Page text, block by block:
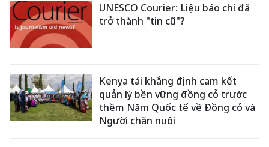
UNESCO Courier: Liệu báo chí đã
trở thành "tin cũ"?
Kenya tái khẳng định cam kết
quản lý bền vững đồng cỏ trước
thềm Năm Quốc tế về Đồng cỏ và
Người chăn nuôi